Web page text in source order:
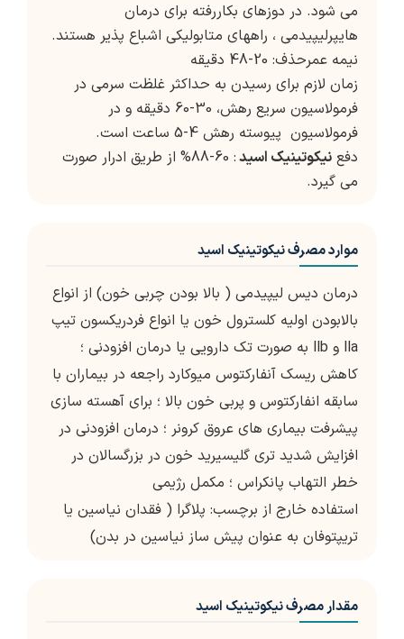
می شود. در دوزهای بکاررفته برای درمان
هایپرلیپیدمی ، راههای متابولیکی اشباع پذیر هستند.
نیمه عمرحذف: 20-48 دقیقه
زمان لازم برای رسیدن به حداکثر غلظت سرمی در
فرمولاسیون سریع رهش، 30-60 دقیقه و در
فرمولاسیون پیوسته رهش 4-5 ساعت است.
دفع نیکوتینیک اسید
: 60-88% از طریق ادرار صورت
می گیرد.
موارد مصرف نیکوتینیک اسید
درمان دیس لیپیدمی ( بالا بودن چربی خون) از انواع
بالابودن اولیه کلسترول خون یا انواع فردریکسون تیپ
lla و llb به صورت تک دارویی یا درمان افزودنی ؛
کاهش ریسک آنفارکتوس میوکارد راجعه در بیماران با
سابقه انفارکتوس و پربی خون بالا ؛ برای آهسته سازی
پیشرفت بیماری های عروق کرونر ؛ درمان افزودنی در
افزایش شدید تری گلیسیرید خون در بزرگسالان در
خطر التهاب پانکراس ؛ مکمل رژیمی
استفاده خارج از برچسب: پلاگرا ( فقدان نیاسین یا
تریپتوفان به عنوان پیش ساز نیاسین در بدن)
مقدار مصرف نیکوتینیک اسید